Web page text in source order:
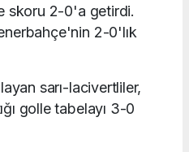
skoru 2-0'a getirdi.
2-0'lık
sarı-lacivertliler,
golle tabelayı 3-0